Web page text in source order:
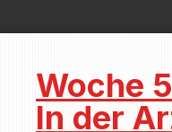
Woche
In der